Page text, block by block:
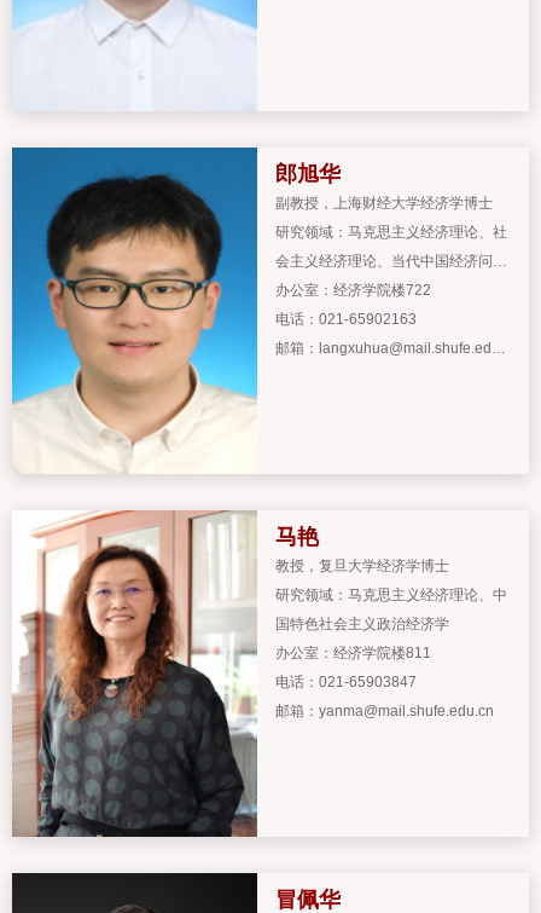
郎旭华
副教授 ，
上海财经大学经济学博士
研究领域：马克思主义经济理论、社
会主义经济理论、当代中国经济问题
研究
办公室：经济学院楼722
电话：021-65902163
邮箱：langxuhua@mail.shufe.edu.
马艳
教授 ，复旦大学经济学博士
研究领域：马克思主义经济理论、中
国特色社会主义政治经济学
办公室：经济学院楼811
电话：021-65903847
邮箱：yanma@mail.shufe.edu.cn
冒佩华